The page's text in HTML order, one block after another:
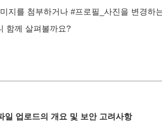
지를 첨부하거나 #프로필_사진을 변경하
함께 살펴볼까요?
일 업로드의 개요 및 보안 고려사항